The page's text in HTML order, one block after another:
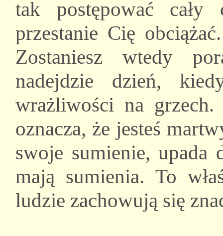
tak postępować
przestanie Cię
Zostaniesz wtedy
nadejdzie dzień,
wrażliwości na
oznacza, że jesteś
swoje sumienie,
mają sumienia. To
ludzie zachowują się